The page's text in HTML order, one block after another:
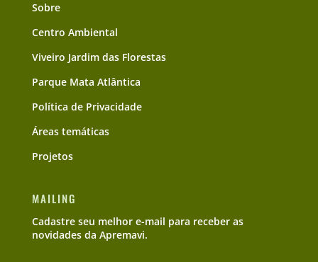
Sobre
Centro Ambiental
Viveiro Jardim das Florestas
Parque Mata Atlântica
Política de Privacidade
Áreas temáticas
Projetos
MAILING
Cadastre seu melhor e-mail para receber as
novidades da Apremavi.